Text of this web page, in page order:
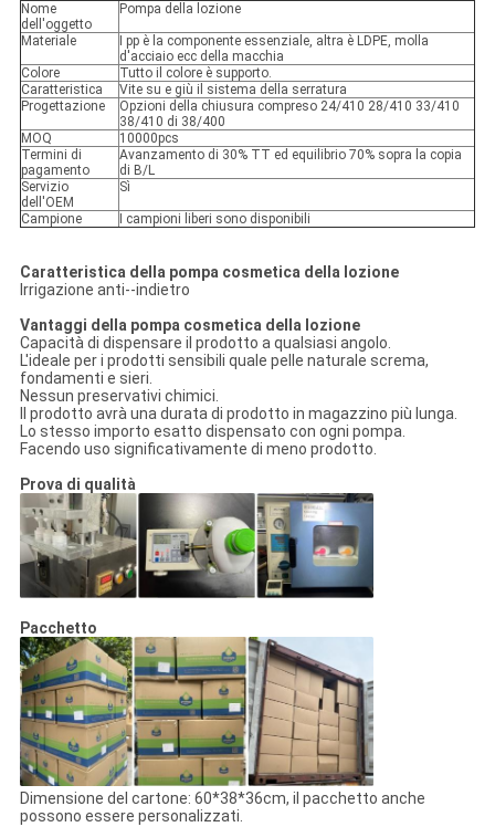
Nome
dell'oggetto
Pompa della lozione
Materiale
I pp è la componente essenziale, altra è LDPE, molla
d'acciaio ecc della macchia
Colore
Tutto il colore è supporto.
Caratteristica
Vite su e giù il sistema della serratura
Progettazione
Opzioni della chiusura compreso 24/410 28/410 33/410
38/410 di 38/400
MOQ
10000pcs
Termini di
pagamento
Avanzamento di 30% TT ed equilibrio 70% sopra la copia
di B/L
Servizio
dell'OEM
Sì
Campione I campioni liberi sono disponibili
Caratteristica della pompa cosmetica della lozione
Irrigazione anti--indietro
Vantaggi della pompa cosmetica della lozione
Capacità di dispensare il prodotto a qualsiasi angolo.
L'ideale per i prodotti sensibili quale pelle naturale screma,
fondamenti e sieri.
Nessun preservativi chimici.
Il prodotto avrà una durata di prodotto in magazzino più lunga.
Lo stesso importo esatto dispensato con ogni pompa.
Facendo uso significativamente di meno prodotto.
Prova di qualità
Pacchetto
Dimensione del cartone: 60*38*36cm, il pacchetto anche
possono essere personalizzati.